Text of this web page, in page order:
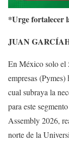
*Urge fortalecer
JUAN
En México solo el
empresas
cual subraya la
para este
Assembly 2026,
norte de la